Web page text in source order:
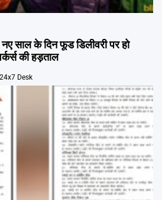
साल के दिन फूड डिलीवरी पर हो
की हड़ताल
Desk